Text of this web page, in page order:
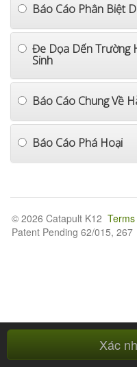
Báo Cáo Phân Biệt
Đe Dọa Dến Trường
Sinh
Báo Cáo Chung Về
Báo Cáo Phá Hoại
Xác
© 2026 Catapult K12
Patent Pending 62/015, 267